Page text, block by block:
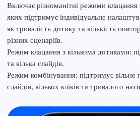
Включає різноманітні режими клацання
яких підтримує індивідуальне
як тривалість дотику та кількість
різних сценаріїв.
Режим клацання з кількома дотиками:
та кілька слайдів.
Режим комбінування: підтримує вільне
слайдів, кількох кліків та тривалого